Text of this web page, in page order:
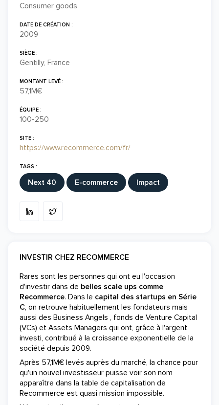
Consumer goods
DATE DE CRÉATION :
2009
SIÈGE :
Gentilly, France
MONTANT LEVÉ :
57,1M€
ÉQUIPE :
100-250
SITE :
https://www.recommerce.com/fr/
TAGS :
Next 40 E-commerce Impact
INVESTIR CHEZ RECOMMERCE
Rares sont les personnes qui ont eu l'occasion
d'investir dans de belles scale ups comme
Recommerce. Dans le capital des startups en Série
C, on retrouve habituellement les fondateurs mais
aussi des Business Angels , fonds de Venture Capital
(VCs) et Assets Managers qui ont, grâce à l'argent
investi, contribué à la croissance exponentielle de la
société depuis 2009.
Après 57,1M€ levés auprès du marché, la chance pour
qu'un nouvel investisseur puisse voir son nom
apparaître dans la table de capitalisation de
Recommerce est quasi mission impossible.